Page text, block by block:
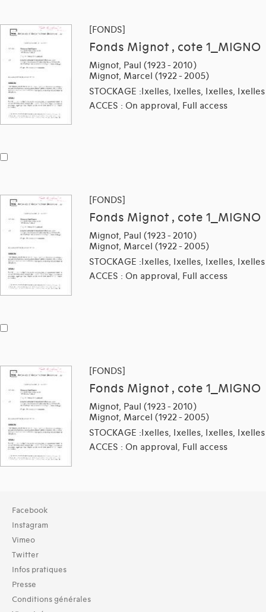
[FONDS]
Fonds Mignot , cote 1_MIGNO
Mignot, Paul (1923 - 2010)
Mignot, Marcel (1922 - 2005)
STOCKAGE :Ixelles, Ixelles, Ixelles, Ixelles
ACCES : On approval, Full access
[FONDS]
Fonds Mignot , cote 1_MIGNO
Mignot, Paul (1923 - 2010)
Mignot, Marcel (1922 - 2005)
STOCKAGE :Ixelles, Ixelles, Ixelles, Ixelles
ACCES : On approval, Full access
[FONDS]
Fonds Mignot , cote 1_MIGNO
Mignot, Paul (1923 - 2010)
Mignot, Marcel (1922 - 2005)
STOCKAGE :Ixelles, Ixelles, Ixelles, Ixelles
ACCES : On approval, Full access
Collection
TOUT (8)
Archives (9)
Domaines thématiques
01-architecture domestique (7)
02-architecture agricole (2)
03-architecture artisanale et industrielle (1)
Facebook
Instagram
Vimeo
Twitter
Infos pratiques
Presse
Conditions générales